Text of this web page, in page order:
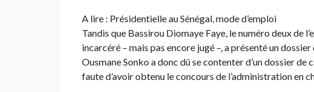
A lire : Présidentielle au Sénégal, mode d’emploi
Tandis que Bassirou Diomaye Faye, le numéro deux de
incarcéré – mais pas encore jugé –, a présenté un
Ousmane Sonko a donc dû se contenter d’un dossier
faute d’avoir obtenu le concours de l’administration en